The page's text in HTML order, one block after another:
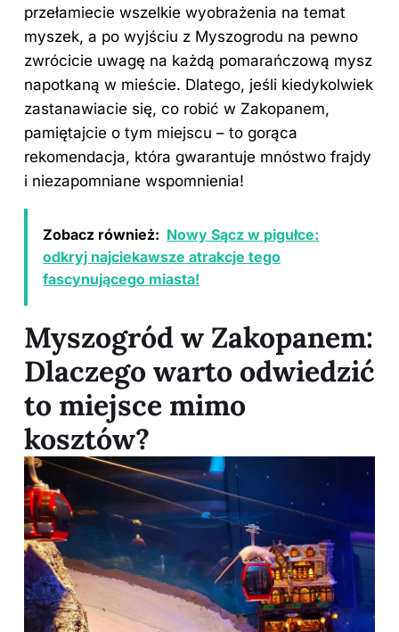
przełamiecie wszelkie wyobrażenia na temat
myszek, a po wyjściu z Myszogrodu na pewno
zwrócicie uwagę na każdą pomarańczową mysz
napotkaną w mieście. Dlatego, jeśli kiedykolwiek
zastanawiacie się, co robić w Zakopanem,
pamiętajcie o tym miejscu – to gorąca
rekomendacja, która gwarantuje mnóstwo frajdy
i niezapomniane wspomnienia!
Zobacz również: Nowy Sącz w pigułce:
odkryj najciekawsze atrakcje tego
fascynującego miasta!
Myszogród w Zakopanem:
Dlaczego warto odwiedzić
to miejsce mimo
kosztów?